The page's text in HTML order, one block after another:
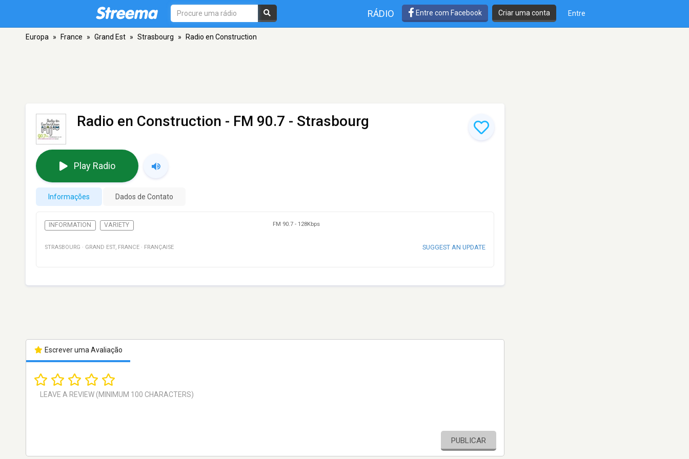
RÁDIO Entre com Facebook Criar uma conta Entre
Europa » France » Grand Est » Strasbourg » Radio en Construction
Radio en Construction - FM 90.7 - Strasbourg
Play Radio
Informações Dados de Contato
INFORMATION VARIETY FM 90.7 - 128Kbps
STRASBOURG · GRAND EST, FRANCE · FRANÇAISE SUGGEST AN UPDATE
Escrever uma Avaliação
PUBLICAR